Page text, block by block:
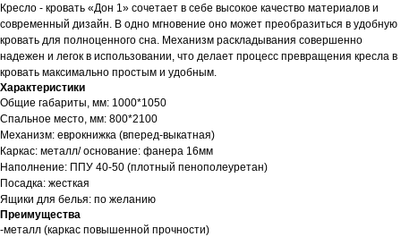
Кресло - кровать «Дон 1» сочетает в себе высокое качество материалов и
современный дизайн. В одно мгновение оно может преобразиться в удобную
кровать для полноценного сна. Механизм раскладывания совершенно
надежен и легок в использовании, что делает процесс превращения кресла в
кровать максимально простым и удобным.
Характеристики
Общие габариты, мм: 1000*1050
Спальное место, мм: 800*2100
Механизм: еврокнижка (вперед-выкатная)
Каркас: металл/ основание: фанера 16мм
Наполнение: ППУ 40-50 (плотный пенополеуретан)
Посадка: жесткая
Ящики для белья: по желанию
Преимущества
-металл (каркас повышенной прочности)